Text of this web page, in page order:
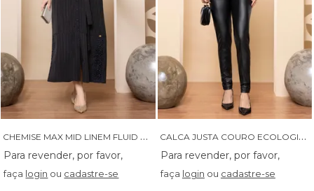
C
HEMISE MAX MID LINEM FLUID COM GRIPIR - 14482
faça login ou cadastre-se
C
ALCA JUSTA COURO ECOLOGICO - 05934
faça login ou cadastre-se